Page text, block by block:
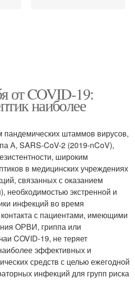
от COVID-19:
наиболее
пандемических штаммов вирусов,
А, SARS-CoV-2 (2019-nCoV),
широким
в медицинских учреждениях
связанных с оказанием
необходимостью экстренной и
инфекций во время
с пациентами, имеющими
ОРВИ, гриппа или
COVID-19, не теряет
эффективных и
средств с целью ежегодной
инфекций для групп риска